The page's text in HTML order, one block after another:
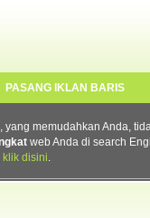
PASANG IKLAN BARIS
, yang memudahkan Anda,
web Anda di search
klik disini.